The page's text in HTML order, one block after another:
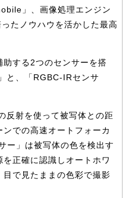
」、画像処理エンジン
たノウハウを活かした最高
する2つのセンサーを搭
と、「RGBC-IRセンサ
反射を使って被写体との距
での高速オートフォーカ
ー」は被写体の色を検出す
正確に認識しオートホワ
で見たままの色彩で撮影